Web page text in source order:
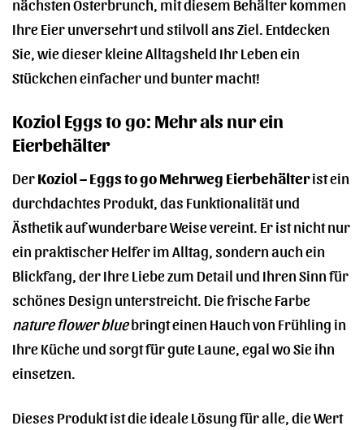
Ihre Eier unversehrt und stilvoll ans Ziel. Entdecken
Sie, wie dieser kleine Alltagsheld Ihr Leben ein
Stückchen einfacher und bunter macht!
Koziol Eggs to go: Mehr als nur ein
Eierbehälter
DerKoziol – Eggs to go Mehrweg Eierbehälterist ein
durchdachtes Produkt, das Funktionalität und
Ästhetik auf wunderbare Weise vereint. Er ist nicht nur
ein praktischer Helfer im Alltag, sondern auch ein
Blickfang, der Ihre Liebe zum Detail und Ihren Sinn für
schönes Design unterstreicht. Die frische Farbe
nature flower bluebringt einen Hauch von Frühling in
Ihre Küche und sorgt für gute Laune, egal wo Sie ihn
einsetzen.
Dieses Produkt ist die ideale Lösung für alle, die Wert